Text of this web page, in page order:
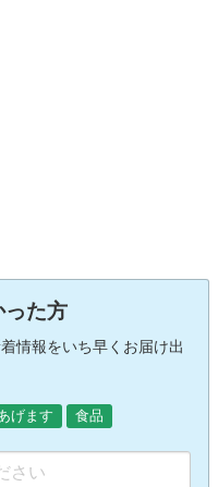
った方
情報をいち早くお届け出
げます 食品